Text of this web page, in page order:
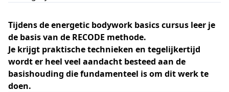
Tijdens de energetic bodywork basics cursus leer je
de basis van de RECODE methode.
Je krijgt praktische technieken en tegelijkertijd
wordt er heel veel aandacht besteed aan de
basishouding die fundamenteel is om dit werk te
doen.